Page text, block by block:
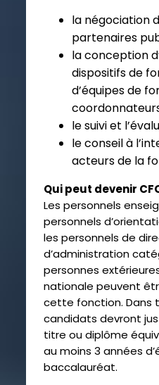
la négociation
partenaires
la conception
dispositifs de
d’équipes de
le suivi et
le conseil à
acteurs de la
Qui peut devenir
Les personnels
personnels
les personnels de
d’administration
personnes
nationale peuvent
cette fonction. Dans
candidats devront
titre ou diplôme
au moins 3 années
baccalauréat.